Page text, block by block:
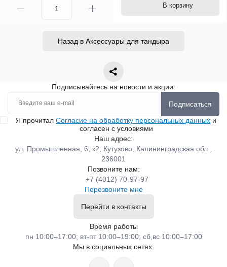
В корзину
Назад в Аксессуары для тандыра
Подписывайтесь на новости и акции:
Подписаться
Я прочитал Согласие на обработку персональных данных и
согласен с условиями
Наш адрес:
ул. Промышленная, 6, к2, Кутузово, Калининградская обл.,
236001
Позвоните нам:
+7 (4012) 70-97-97
Перезвоните мне
Перейти в контакты
Время работы
пн 10:00–17:00; вт-пт 10:00–19:00; сб,вс 10:00–17:00
Мы в социальных сетях: